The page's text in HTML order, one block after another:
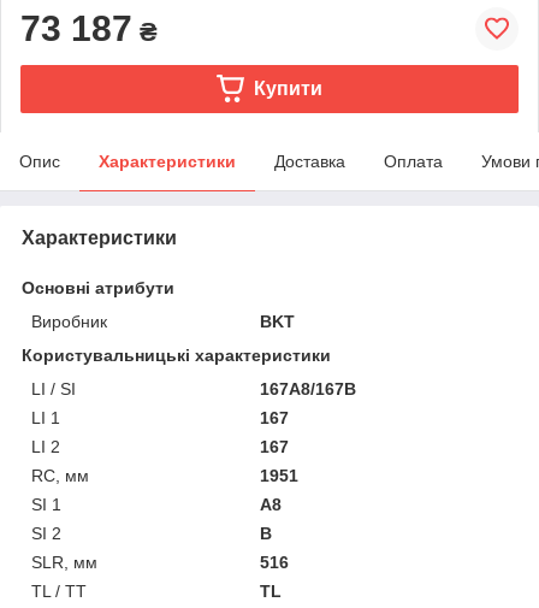
73 187 ₴
Купити
Опис Характеристики Доставка Оплата Умови
Характеристики
Основні атрибути
Виробник
BKT
Користувальницькі характеристики
LI / SI
167A8/167B
LI 1
167
LI 2
167
RC, мм
1951
SI 1
A8
SI 2
B
SLR, мм
516
TL / TT
TL